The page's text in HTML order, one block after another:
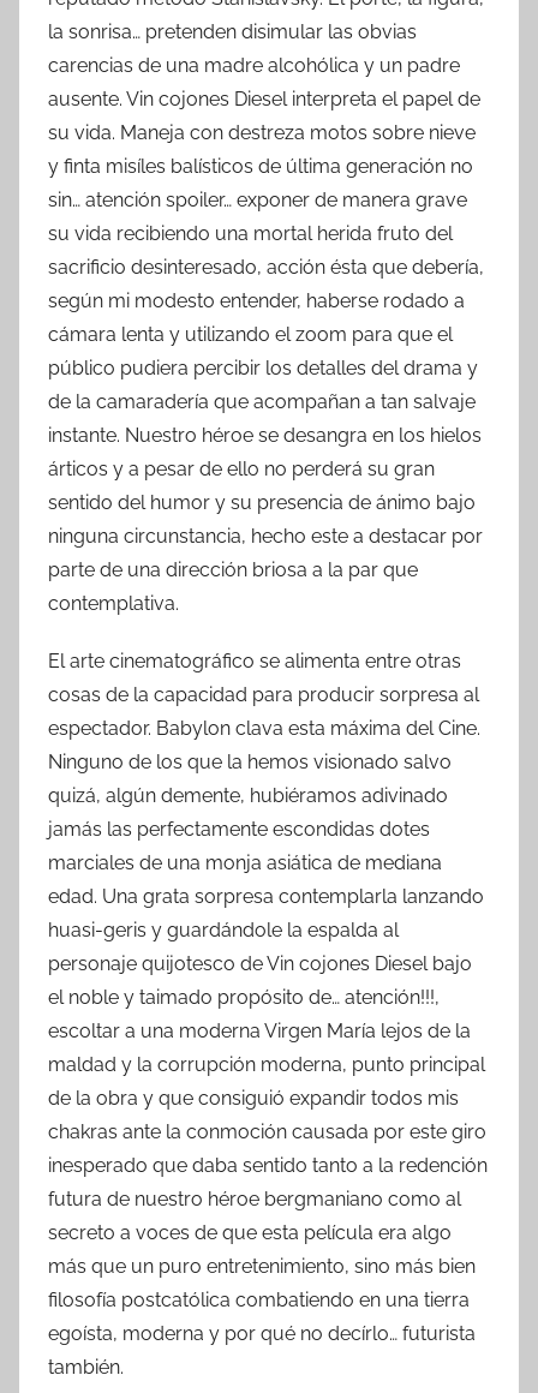
la sonrisa… pretenden disimular las obvias
carencias de una madre alcohólica y un padre
ausente. Vin cojones Diesel interpreta el papel de
su vida. Maneja con destreza motos sobre nieve
y finta misíles balísticos de última generación no
sin… atención spoiler… exponer de manera grave
su vida recibiendo una mortal herida fruto del
sacrificio desinteresado, acción ésta que debería,
según mi modesto entender, haberse rodado a
cámara lenta y utilizando el zoom para que el
público pudiera percibir los detalles del drama y
de la camaradería que acompañan a tan salvaje
instante. Nuestro héroe se desangra en los hielos
árticos y a pesar de ello no perderá su gran
sentido del humor y su presencia de ánimo bajo
ninguna circunstancia, hecho este a destacar por
parte de una dirección briosa a la par que
contemplativa.
El arte cinematográfico se alimenta entre otras
cosas de la capacidad para producir sorpresa al
espectador. Babylon clava esta máxima del Cine.
Ninguno de los que la hemos visionado salvo
quizá, algún demente, hubiéramos adivinado
jamás las perfectamente escondidas dotes
marciales de una monja asiática de mediana
edad. Una grata sorpresa contemplarla lanzando
huasi-geris y guardándole la espalda al
personaje quijotesco de Vin cojones Diesel bajo
el noble y taimado propósito de… atención!!!,
escoltar a una moderna Virgen María lejos de la
maldad y la corrupción moderna, punto principal
de la obra y que consiguió expandir todos mis
chakras ante la conmoción causada por este giro
inesperado que daba sentido tanto a la redención
futura de nuestro héroe bergmaniano como al
secreto a voces de que esta película era algo
más que un puro entretenimiento, sino más bien
filosofía postcatólica combatiendo en una tierra
egoísta, moderna y por qué no decírlo… futurista
también.